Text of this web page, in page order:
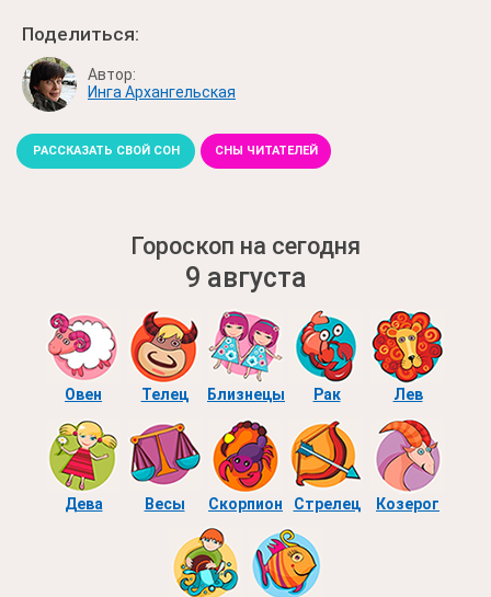
Поделиться:
Автор:
Инга Архангельская
РАССКАЗАТЬ СВОЙ СОН СНЫ ЧИТАТЕЛЕЙ
Гороскоп на сегодня
9 августа
Овен Телец Близнецы Рак Лев
Дева Весы Скорпион Стрелец Козерог